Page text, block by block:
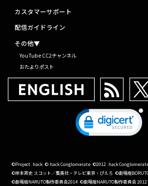
カスタマーサポート
配信ガイドライン
その他▼
YouTube CC2チャンネル
おたよりポスト
©Project .hack ©.hack Conglomerate ©2012 .hack
©岸本斉史 スコット／集英社・テレビ東京・ぴえろ ©劇場版
©劇場版NARUTO製作委員会2014 ©劇場版NARUTO製作委員会 2012